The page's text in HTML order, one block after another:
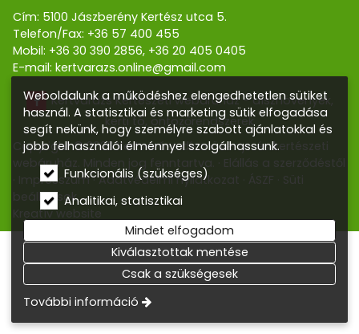
Cím: 5100 Jászberény Kertész utca 5.
Telefon/Fax: +36 57 400 455
Mobil: +36 30 390 2856, +36 20 405 0405
E-mail:kertvarazs.online@gmail.com
Kertvarázs Kertészeti webáruház - dísznövények,
kerti tó, öntözőrendszerek
Copyright © 2026 Kertvarázs dísznövény- és kertészeti
webáruház. Minden jog fenntartva.
Elállás a szerződéstől
Impresszum Adatvédelmi nyilatkozat ÁSZF
Süti
beállítások
Kreatív website
Weboldalunk a működéshez elengedhetetlen sütiket
használ. A statisztikai és marketing sütik elfogadása
segít nekünk, hogy személyre szabott ajánlatokkal és
jobb felhasználói élménnyel szolgálhassunk.
Funkcionális (szükséges)
Analitikai, statisztikai
Mindet elfogadom
Kiválasztottak mentése
Csak a szükségesek
További információ